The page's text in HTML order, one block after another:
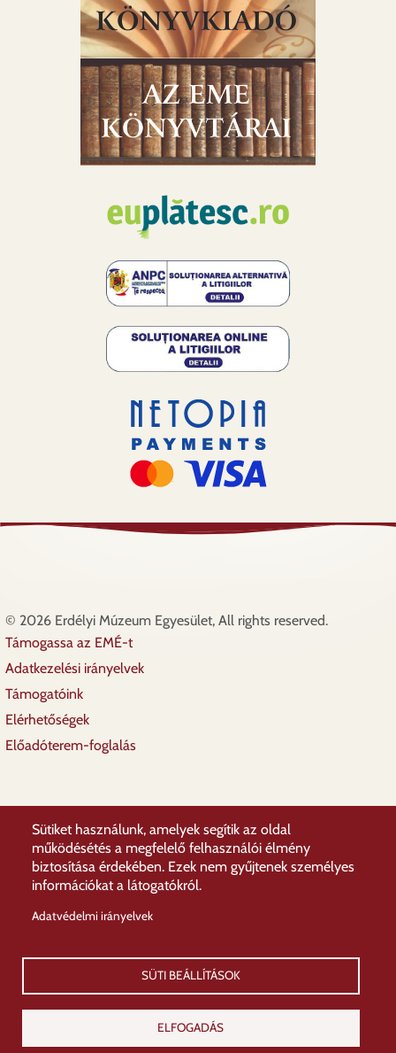
© 2026 Erdélyi Múzeum Egyesület, All rights reserved.
Lábléc
Támogassa az EMÉ-t
Adatkezelési irányelvek
Támogatóink
Elérhetőségek
Előadóterem-foglalás
Sütiket használunk, amelyek segítik az oldal
működésétés a megfelelő felhasználói élmény
biztosítása érdekében. Ezek nem gyűjtenek személyes
információkat a látogatókról.
Adatvédelmi irányelvek
SÜTI BEÁLLÍTÁSOK
ELFOGADÁS